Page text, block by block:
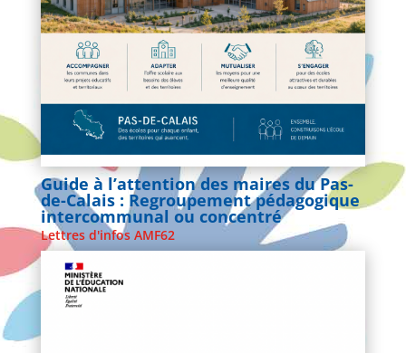
Guide à l’attention des maires du Pas-
de-Calais : Regroupement pédagogique
intercommunal ou concentré
Lettres d'infos AMF62